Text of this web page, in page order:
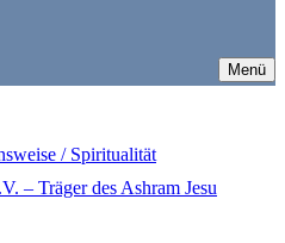
Menü
/ Spiritualität
– Träger des Ashram Jesu